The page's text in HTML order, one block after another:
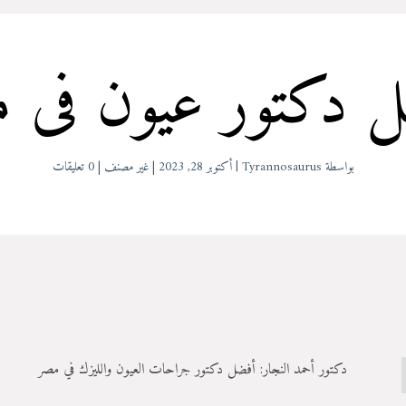
دكتور عيون
بواسطة Tyrannosaurus
|أكتوبر 28, 2023 |غير مصنف |0 تعليقات
دكتور أحمد النجار: أفضل دكتور جراحات العيون والليزك في مصر